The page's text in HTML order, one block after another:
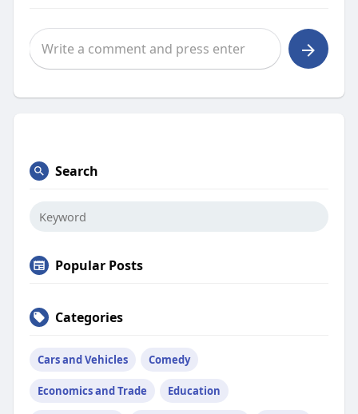
Search
Popular Posts
Categories
Cars and Vehicles Comedy
Economics and Trade Education